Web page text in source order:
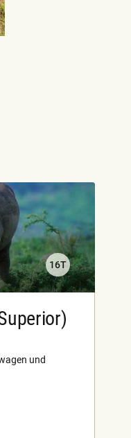
16T
und